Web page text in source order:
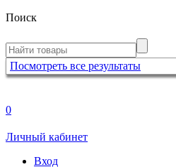
Поиск
Посмотреть все результаты
0
Личный кабинет
Вход